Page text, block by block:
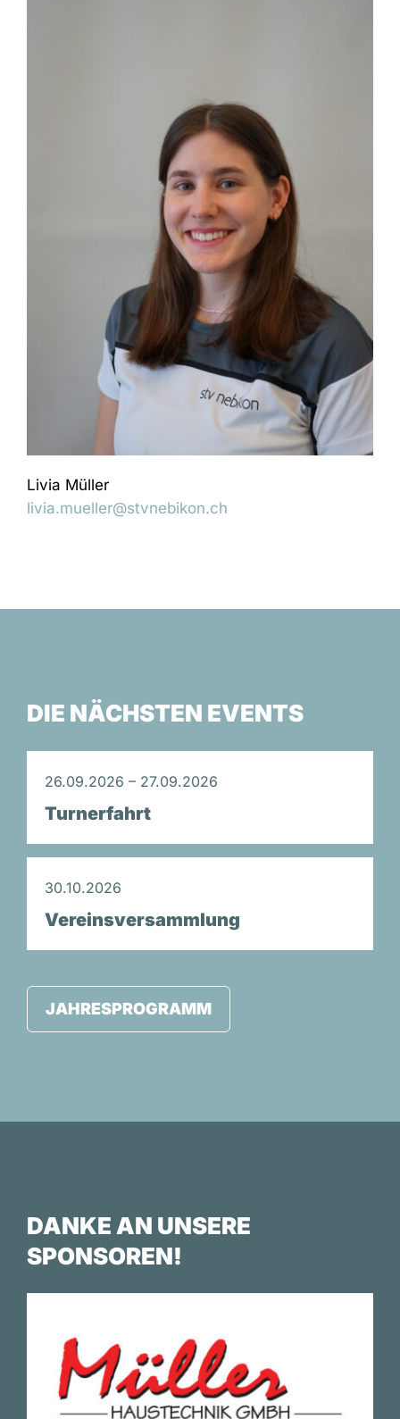
Livia Müller
livia.mueller@stvnebikon.ch
DIE NÄCHSTEN EVENTS
26.09.2026 – 27.09.2026
Turnerfahrt
30.10.2026
Vereinsversammlung
JAHRESPROGRAMM
DANKE AN UNSERE
SPONSOREN!